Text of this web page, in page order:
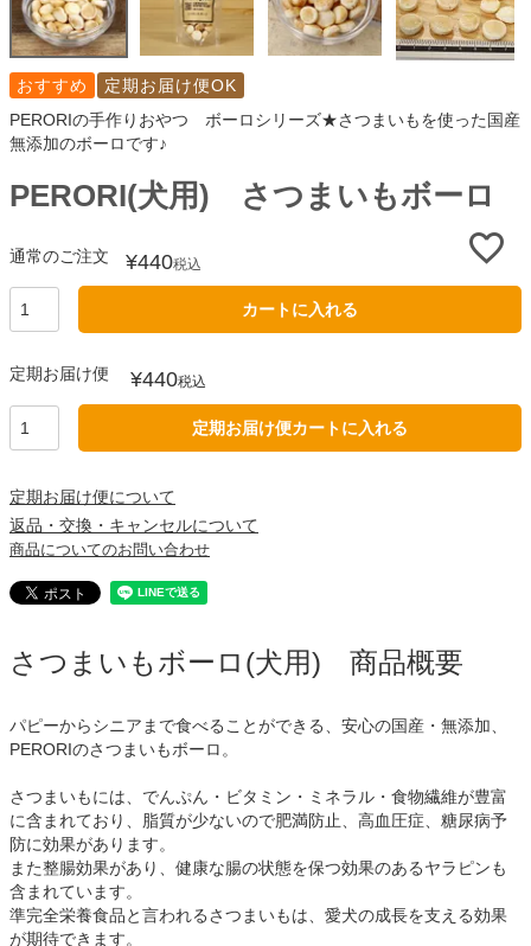
おすすめ
定期お届け便OK
PERORIの手作りおやつ ボーロシリーズ★さつまいもを使った国産
無添加のボーロです♪
PERORI(犬用) さつまいもボーロ
通常のご注文 ¥440税込
カートに入れる
定期お届け便 ¥440税込
定期お届け便カートに入れる
定期お届け便について
返品・交換・キャンセルについて
商品についてのお問い合わせ
さつまいもボーロ(犬用) 商品概要
パピーからシニアまで食べることができる、安心の国産・無添加、
PERORIのさつまいもボーロ。
さつまいもには、でんぷん・ビタミン・ミネラル・食物繊維が豊富
に含まれており、脂質が少ないので肥満防止、高血圧症、糖尿病予
防に効果があります。
また整腸効果があり、健康な腸の状態を保つ効果のあるヤラピンも
含まれています。
準完全栄養食品と言われるさつまいもは、愛犬の成長を支える効果
が期待できます。